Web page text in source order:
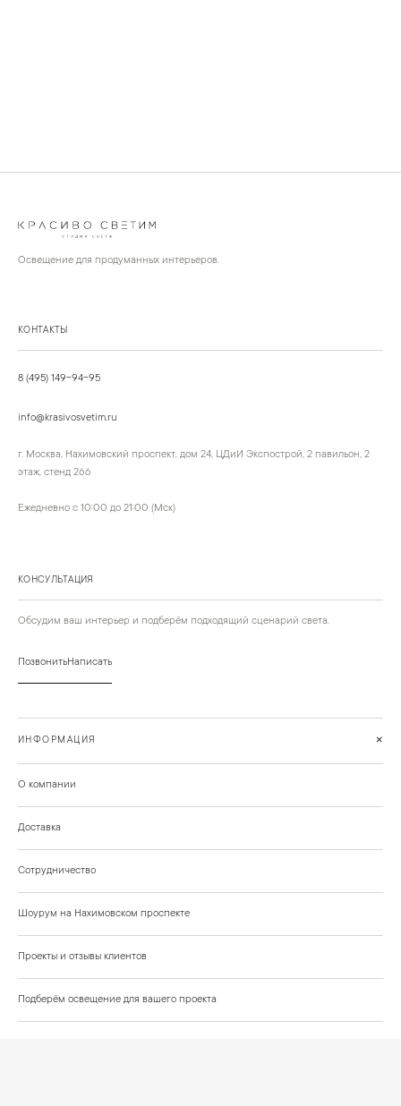
Освещение для продуманных интерьеров.
КОНТАКТЫ
8 (495) 149-94-95
info@krasivosvetim.ru
г. Москва, Нахимовский проспект, дом 24, ЦДиИ Экспострой, 2 павильон, 2
этаж, стенд 266
Ежедневно с 10:00 до 21:00 (Мск)
КОНСУЛЬТАЦИЯ
Обсудим ваш интерьер и подберём подходящий сценарий света.
ПозвонитьНаписать
ИНФОРМАЦИЯ +
О компании
Доставка
Сотрудничество
Шоурум на Нахимовском проспекте
Проекты и отзывы клиентов
Подберём освещение для вашего проекта